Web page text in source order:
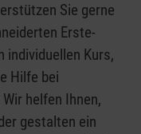
Sie gerne
Erste-
individuellen Kurs,
Hilfe bei
helfen Ihnen,
gestalten ein